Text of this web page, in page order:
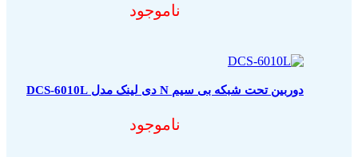
ناموجود
دوربین تحت شبکه بی سیم N دی لینک مدل DCS-6010L
ناموجود